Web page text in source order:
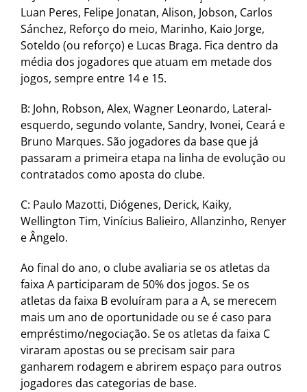
Luan Peres, Felipe Jonatan, Alison, Jobson, Carlos
Sánchez, Reforço do meio, Marinho, Kaio Jorge,
Soteldo (ou reforço) e Lucas Braga. Fica dentro da
média dos jogadores que atuam em metade dos
jogos, sempre entre 14 e 15.
B: John, Robson, Alex, Wagner Leonardo, Lateral-
esquerdo, segundo volante, Sandry, Ivonei, Ceará e
Bruno Marques. São jogadores da base que já
passaram a primeira etapa na linha de evolução ou
contratados como aposta do clube.
C: Paulo Mazotti, Diógenes, Derick, Kaiky,
Wellington Tim, Vinícius Balieiro, Allanzinho, Renyer
e Ângelo.
Ao final do ano, o clube avaliaria se os atletas da
faixa A participaram de 50% dos jogos. Se os
atletas da faixa B evoluíram para a A, se merecem
mais um ano de oportunidade ou se é caso para
empréstimo/negociação. Se os atletas da faixa C
viraram apostas ou se precisam sair para
ganharem rodagem e abrirem espaço para outros
jogadores das categorias de base.